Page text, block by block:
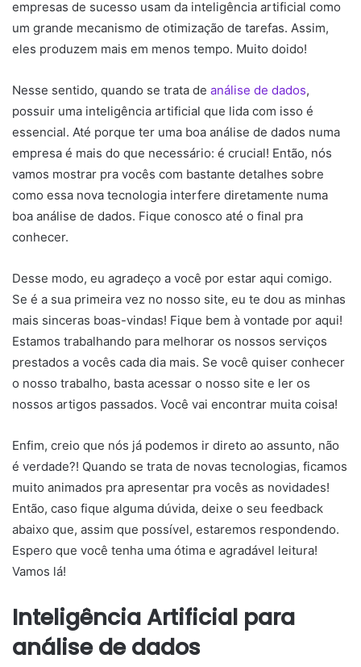
empresas de sucesso usam da inteligência artificial como
um grande mecanismo de otimização de tarefas. Assim,
eles produzem mais em menos tempo. Muito doido!
Nesse sentido, quando se trata de análise de dados,
possuir uma inteligência artificial que lida com isso é
essencial. Até porque ter uma boa análise de dados numa
empresa é mais do que necessário: é crucial! Então, nós
vamos mostrar pra vocês com bastante detalhes sobre
como essa nova tecnologia interfere diretamente numa
boa análise de dados. Fique conosco até o final pra
conhecer.
Desse modo, eu agradeço a você por estar aqui comigo.
Se é a sua primeira vez no nosso site, eu te dou as minhas
mais sinceras boas-vindas! Fique bem à vontade por aqui!
Estamos trabalhando para melhorar os nossos serviços
prestados a vocês cada dia mais. Se você quiser conhecer
o nosso trabalho, basta acessar o nosso site e ler os
nossos artigos passados. Você vai encontrar muita coisa!
Enfim, creio que nós já podemos ir direto ao assunto, não
é verdade?! Quando se trata de novas tecnologias, ficamos
muito animados pra apresentar pra vocês as novidades!
Então, caso fique alguma dúvida, deixe o seu feedback
abaixo que, assim que possível, estaremos respondendo.
Espero que você tenha uma ótima e agradável leitura!
Vamos lá!
Inteligência Artificial para
análise de dados